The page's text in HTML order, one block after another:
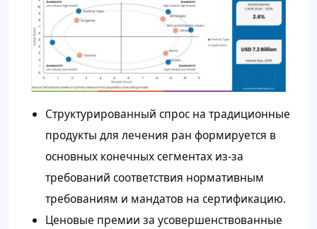
Структурированный спрос на традиционные
продукты для лечения ран формируется в
основных конечных сегментах из-за
требований соответствия нормативным
требованиям и мандатов на сертификацию.
Ценовые премии за усовершенствованные